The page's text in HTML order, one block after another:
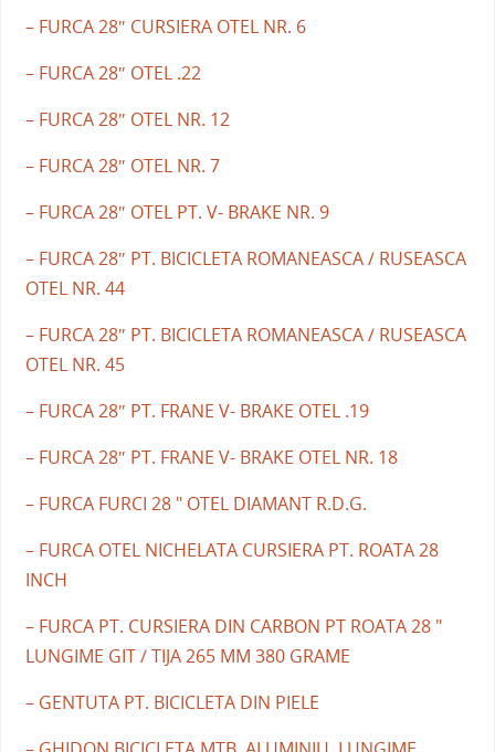
– FURCA 28″ CURSIERA OTEL NR. 6
– FURCA 28″ OTEL .22
– FURCA 28″ OTEL NR. 12
– FURCA 28″ OTEL NR. 7
– FURCA 28″ OTEL PT. V- BRAKE NR. 9
– FURCA 28″ PT. BICICLETA ROMANEASCA / RUSEASCA
OTEL NR. 44
– FURCA 28″ PT. BICICLETA ROMANEASCA / RUSEASCA
OTEL NR. 45
– FURCA 28″ PT. FRANE V- BRAKE OTEL .19
– FURCA 28″ PT. FRANE V- BRAKE OTEL NR. 18
– FURCA FURCI 28 " OTEL DIAMANT R.D.G.
– FURCA OTEL NICHELATA CURSIERA PT. ROATA 28
INCH
– FURCA PT. CURSIERA DIN CARBON PT ROATA 28 "
LUNGIME GIT / TIJA 265 MM 380 GRAME
– GENTUTA PT. BICICLETA DIN PIELE